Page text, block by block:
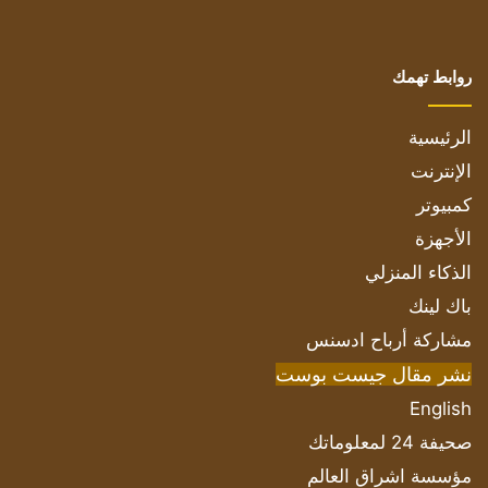
روابط تهمك
الرئيسية
الإنترنت
كمبيوتر
الأجهزة
الذكاء المنزلي
باك لينك
مشاركة أرباح ادسنس
نشر مقال جيست بوست
English
صحيفة 24 لمعلوماتك
مؤسسة اشراق العالم